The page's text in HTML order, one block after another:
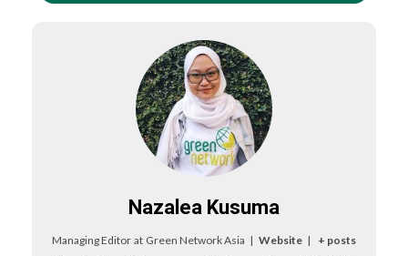
Nazalea Kusuma
Managing Editor at Green Network Asia | Website | + posts